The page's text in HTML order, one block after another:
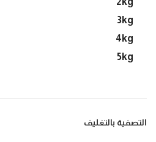
3kg
4kg
5kg
التصفية بالتغليف